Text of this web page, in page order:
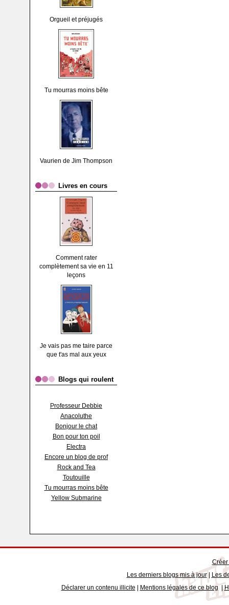
Orgueil et préjugés
Tu mourras moins bête
Vaurien de Jim Thompson
Livres en cours
Comment rater
complètement sa vie en 11
leçons
Je vais pas me taire parce
que t'as mal aux yeux
Blogs qui roulent
Professeur Debbie
Anacoluthe
Bonjour le chat
Bon pour ton poil
Electra
Encore un blog de prof
Rock and Tea
Toutouille
Tu mourras moins bête
Yellow Submarine
Les derniers blogs mis à jour| Les
Déclarer un contenu illicite
Mentions légales de ce blog|